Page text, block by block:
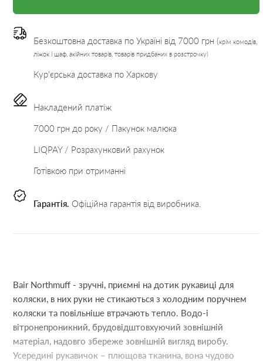
Bair Northmuff - зручні, приємні на дотик рукавиці для
коляски, в них руки не стикаються з холодним поручнем
коляски та повільніше втрачають тепло. Водо-і
вітронепроникний, брудовідштовхуючий зовнішній
матеріал, надовго збереже зовнішній вигляд виробу.
Усередині рукавичок – плющова тканина, вона чудово
Безкоштовна доставка по Україні від 7000 грн (крім комодів,
ліжок і шаф, акійних товарів, товарів придбаних в розстрочку)
Кур'єрська доставка по Харкову
Накладений платіж
7000 грн до року / Пакунок малюка
LIQPAY / Розрахунковий рахунок
Готівкою при отриманні
Гарантія. Офіційна гарантія від виробника.